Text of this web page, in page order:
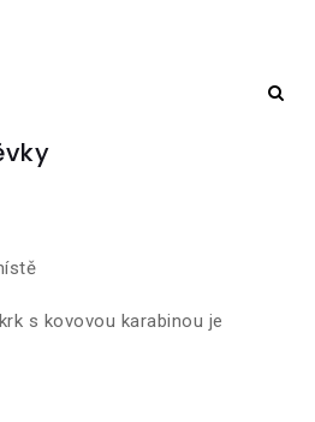
s kovovou karabinou je